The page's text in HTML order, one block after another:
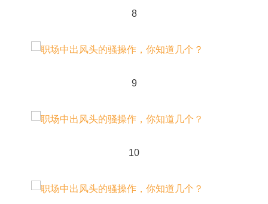
8
9
10